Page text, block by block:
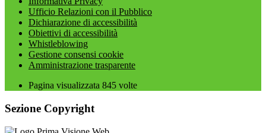
Ufficio Relazioni con il Pubblico
Dichiarazione di accessibilità
Obiettivi di accessibilità
Whistleblowing
Gestione consensi cookie
Amministrazione trasparente
Pagina visualizzata 845 volte
Sezione Copyright